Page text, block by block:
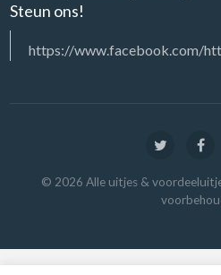
Steun ons!
https://www.facebook.com/
© 2026 Alle uitjes &